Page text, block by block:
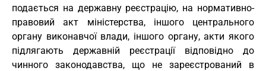
подається на державну реєстрацію, на нормативно-
правовий акт міністерства, іншого центрального
органу виконавчої влади, іншого органу, акти якого
підлягають державній реєстрації відповідно до
чинного законодавства, що не зареєстрований в